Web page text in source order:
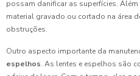
possam danificar as superfícies.
material gravado ou cortado na área
obstruções.
Outro aspecto importante da
espelhos. As lentes e espelhos são